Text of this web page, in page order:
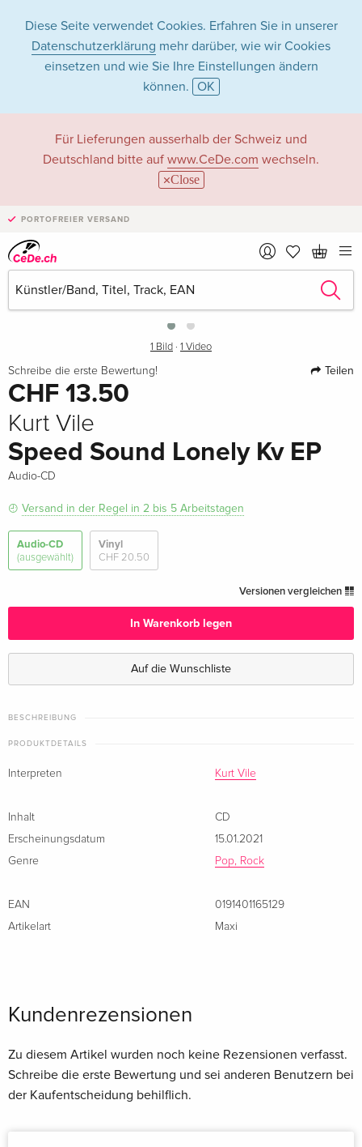
Diese Seite verwendet Cookies. Erfahren Sie in unserer
Datenschutzerklärung mehr darüber, wie wir Cookies
einsetzen und wie Sie Ihre Einstellungen ändern
können. OK
Für Lieferungen ausserhalb der Schweiz und
Deutschland bitte auf www.CeDe.com wechseln.
Close
PORTOFREIER VERSAND
1 Bild · 1 Video
Schreibe die erste Bewertung! Teilen
CHF 13.50
Kurt Vile
Speed Sound Lonely Kv EP
Audio-CD
Versand in der Regel in 2 bis 5 Arbeitstagen
Audio-CD
(ausgewählt)
Vinyl
CHF 20.50
Versionen vergleichen
In Warenkorb legen
Auf die Wunschliste
BESCHREIBUNG
PRODUKTDETAILS
Interpreten Kurt Vile
Inhalt
CD
Erscheinungsdatum
15.01.2021
Genre
Pop, Rock
EAN
0191401165129
Artikelart
Maxi
Kundenrezensionen
Zu diesem Artikel wurden noch keine Rezensionen verfasst.
Schreibe die erste Bewertung und sei anderen Benutzern bei
der Kaufentscheidung behilflich.